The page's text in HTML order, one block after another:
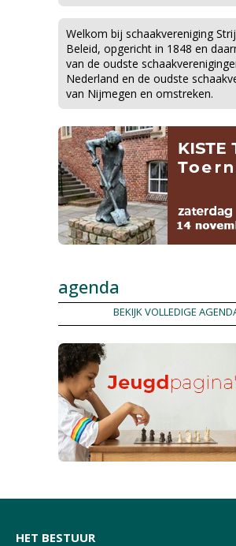
Welkom bij schaakvereniging
Beleid, opgericht in 1848 en
van de oudste
Nederland en de oudste
van Nijmegen en omstreken.
agenda
BEKIJK VOLLEDIGE
HET BESTUUR